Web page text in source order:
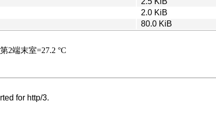
2.0 KiB
80.0 KiB
for http/3.